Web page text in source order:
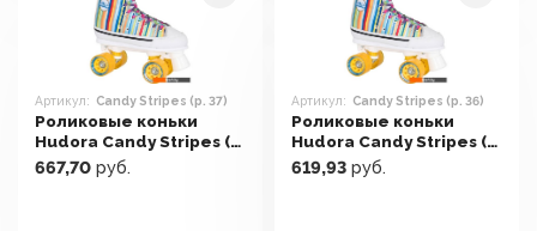
Артикул: Candy Stripes (р. 37)
Роликовые коньки
Hudora Candy Stripes (р.
37)
667,70 руб.
Артикул: Candy Stripes (р. 36)
Роликовые коньки
Hudora Candy Stripes (р.
36)
619,93 руб.